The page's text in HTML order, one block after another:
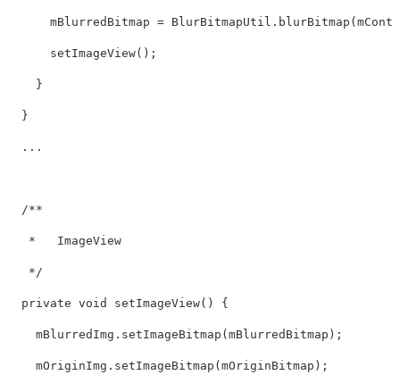
mBlurredBitmap =
      setImageView();
    }
  }
  ...
  /**
   *   ImageView
   */
  private void setImageView() {
    mBlurredImg.setImageBitmap(mBlurredBitmap);
    mOriginImg.setImageBitmap(mOriginBitmap);